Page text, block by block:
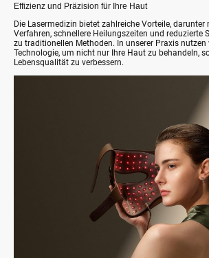
Effizienz und Präzision für Ihre Haut
Die Lasermedizin bietet zahlreiche Vorteile,
Verfahren, schnellere Heilungszeiten und reduzierte
zu traditionellen Methoden. In unserer Praxis
Technologie, um nicht nur Ihre Haut zu behandeln,
Lebensqualität zu verbessern.